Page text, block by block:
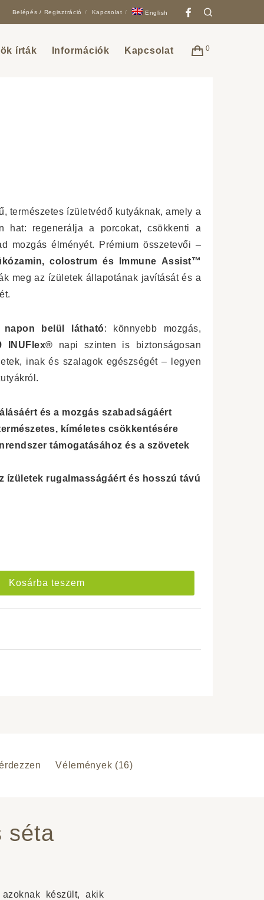
Belépés / Regisztráció Kapcsolat English Facebook
0
írták Információk Kapcsolat
természetes ízületvédő kutyáknak, amely a
hat: regenerálja a porcokat, csökkenti a
mozgás élményét. Prémium összetevői –
colostrum és Immune Assist™
meg az ízületek állapotának javítását és a
napon belül látható: könnyebb mozgás,
INUFlex® napi szinten is biztonságosan
inak és szalagok egészségét – legyen
és a mozgás szabadságáért
kíméletes csökkentésére
támogatásához és a szövetek
ízületek rugalmasságáért és hosszú távú
Kosárba teszem
Vélemények (16)
séta
készült, akik